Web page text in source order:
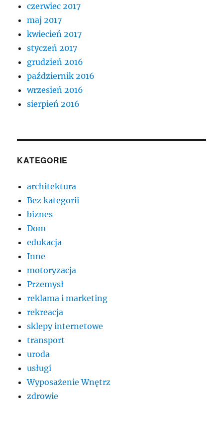
czerwiec 2017
maj 2017
kwiecień 2017
styczeń 2017
grudzień 2016
październik 2016
wrzesień 2016
sierpień 2016
KATEGORIE
architektura
Bez kategorii
biznes
Dom
edukacja
Inne
motoryzacja
Przemysł
reklama i marketing
rekreacja
sklepy internetowe
transport
uroda
usługi
Wyposażenie Wnętrz
zdrowie